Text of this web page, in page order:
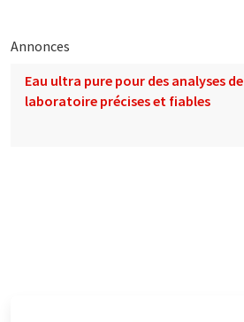
Annonces
Eau ultra pure pour des analyses de
laboratoire précises et fiables